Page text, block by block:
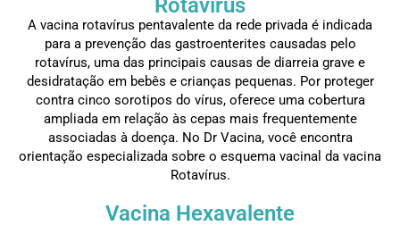
Rotavírus
A vacina rotavírus pentavalente da rede privada é indicada
para a prevenção das gastroenterites causadas pelo
rotavírus, uma das principais causas de diarreia grave e
desidratação em bebês e crianças pequenas. Por proteger
contra cinco sorotipos do vírus, oferece uma cobertura
ampliada em relação às cepas mais frequentemente
associadas à doença. No Dr Vacina, você encontra
orientação especializada sobre o esquema vacinal da vacina
Rotavírus.
Vacina Hexavalente